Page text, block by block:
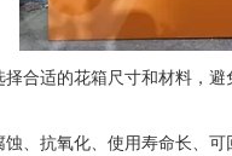
适的花箱尺寸和材料，避
、抗氧化、使用寿命长、